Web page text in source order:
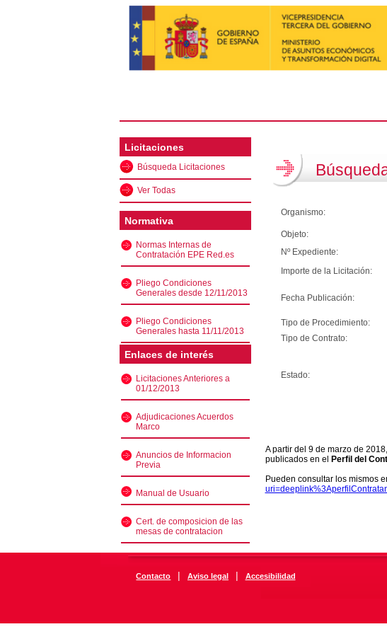
Licitaciones
Búsqueda Licitaciones
Ver Todas
Normativa
Normas Internas de
Contratación EPE Red.es
Pliego Condiciones
Generales desde 12/11/2013
Pliego Condiciones
Generales hasta 11/11/2013
Enlaces de interés
Licitaciones Anteriores a
01/12/2013
Adjudicaciones Acuerdos
Marco
Anuncios de Informacion
Previa
Manual de Usuario
Cert. de composicion de las
mesas de contratacion
Organismo:
Objeto:
Nº Expediente:
Importe de la Licitación:
Fecha Publicación:
Tipo de Procedimiento:
Tipo de Contrato:
Estado:
A partir del 9 de marzo de
publicados en el
Perfil del
Pueden consultar los mismos
Contacto | Aviso legal | Accesibilidad